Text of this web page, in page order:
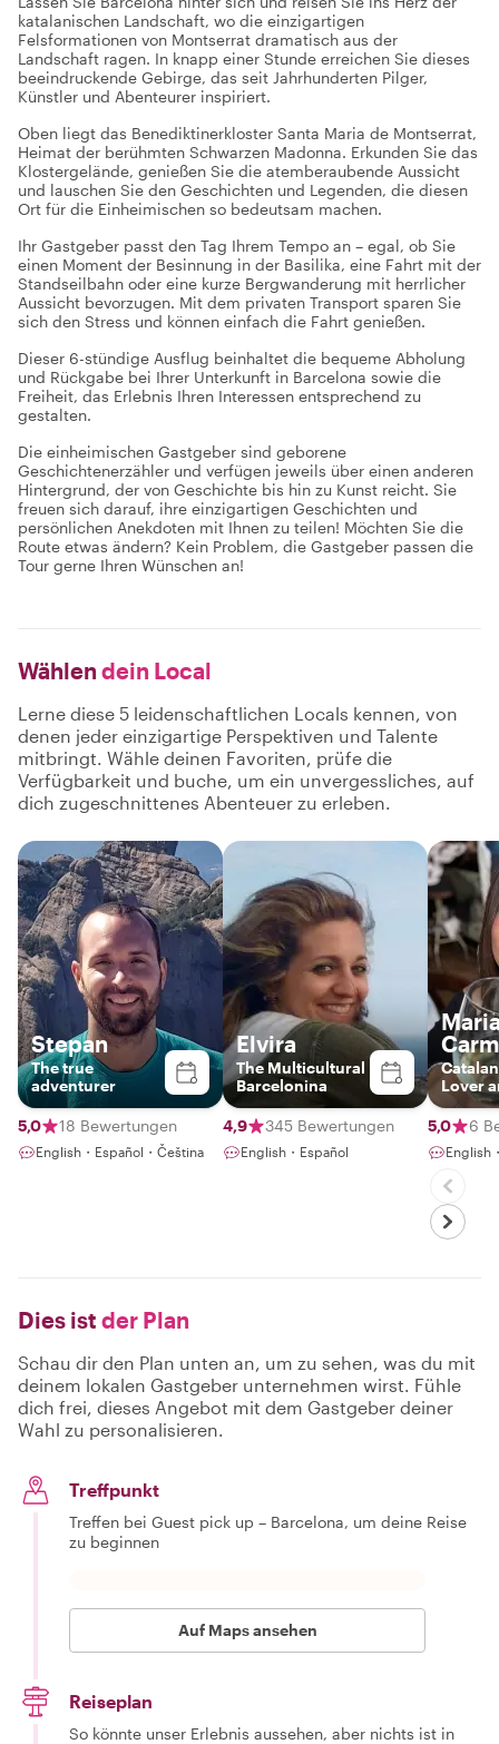
katalanischen Landschaft, wo die einzigartigen
Felsformationen von Montserrat dramatisch aus der
Landschaft ragen. In knapp einer Stunde erreichen Sie dieses
beeindruckende Gebirge, das seit Jahrhunderten Pilger,
Künstler und Abenteurer inspiriert.
Oben liegt das Benediktinerkloster Santa Maria de Montserrat,
Heimat der berühmten Schwarzen Madonna. Erkunden Sie das
Klostergelände, genießen Sie die atemberaubende Aussicht
und lauschen Sie den Geschichten und Legenden, die diesen
Ort für die Einheimischen so bedeutsam machen.
Ihr Gastgeber passt den Tag Ihrem Tempo an – egal, ob Sie
einen Moment der Besinnung in der Basilika, eine Fahrt mit der
Standseilbahn oder eine kurze Bergwanderung mit herrlicher
Aussicht bevorzugen. Mit dem privaten Transport sparen Sie
sich den Stress und können einfach die Fahrt genießen.
Dieser 6-stündige Ausflug beinhaltet die bequeme Abholung
und Rückgabe bei Ihrer Unterkunft in Barcelona sowie die
Freiheit, das Erlebnis Ihren Interessen entsprechend zu
gestalten.
Die einheimischen Gastgeber sind geborene
Geschichtenerzähler und verfügen jeweils über einen anderen
Hintergrund, der von Geschichte bis hin zu Kunst reicht. Sie
freuen sich darauf, ihre einzigartigen Geschichten und
persönlichen Anekdoten mit Ihnen zu teilen! Möchten Sie die
Route etwas ändern? Kein Problem, die Gastgeber passen die
Tour gerne Ihren Wünschen an!
Wählen dein Local
Lerne diese 5 leidenschaftlichen Locals kennen, von
denen jeder einzigartige Perspektiven und Talente
mitbringt. Wähle deinen Favoriten, prüfe die
Verfügbarkeit und buche, um ein unvergessliches, auf
dich zugeschnittenes Abenteuer zu erleben.
Stepan
The true
adventurer
5,0 18 Bewertungen
English・Español・Čeština
Elvira
The Multicultural
Barcelonina
4,9 345 Bewertungen
English・Español
Lover
Guide
5,0 6
English
Dies ist der Plan
Schau dir den Plan unten an, um zu sehen, was du mit
deinem lokalen Gastgeber unternehmen wirst. Fühle
dich frei, dieses Angebot mit dem Gastgeber deiner
Wahl zu personalisieren.
Treffpunkt
Treffen bei Guest pick up – Barcelona, um deine Reise
zu beginnen
Auf Maps ansehen
Reiseplan
So könnte unser Erlebnis aussehen, aber nichts ist in